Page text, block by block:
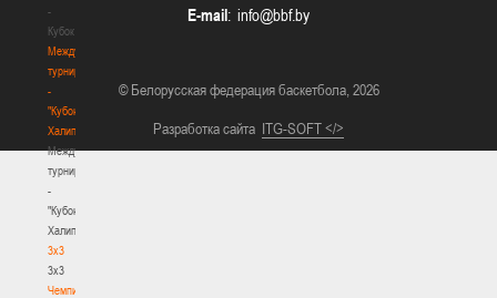
-
Кубок
Международный
турнир
-
"Кубок
Халипского"
Международный
турнир
-
"Кубок
Халипского"
3x3
3x3
Чемпионат
E-mail:
© Белорусская федерация баскетбола, 2026
Разработка сайта ITG-SOFT </>